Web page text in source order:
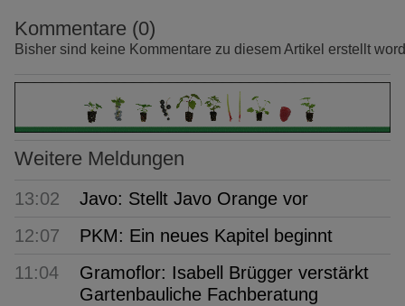
Kommentare (0)
Bisher sind keine Kommentare zu diesem Artikel erstellt
Weitere Meldungen
13:02
Javo: Stellt Javo Orange vor
12:07
PKM: Ein neues Kapitel beginnt
11:04
Gramoflor: Isabell Brügger verstärkt
Gartenbauliche Fachberatung